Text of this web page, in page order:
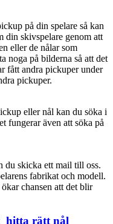
på din spelare så kan
din skivspelare genom att
eller de nålar som
noga på bilderna så att det
fått andra pickuper under
pickuper.
eller nål kan du söka i
fungerar även att söka på
du skicka ett mail till oss.
fabrikat och modell.
chansen att det blir
hitta rätt nål